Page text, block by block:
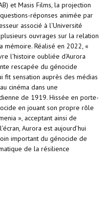
et Masis Films, la projection
réponses animée par
associé à l'Université
ouvrages sur la relation
mémoire. Réalisé en 2022, «
l'histoire oubliée d'Aurora
rescapée du génocide
fit sensation auprès des médias
cinéma dans une
de 1919. Hissée en porte-
en jouant son propre rôle
», acceptant ainsi de
Aurora est aujourd’hui
important du génocide de
de la résilience